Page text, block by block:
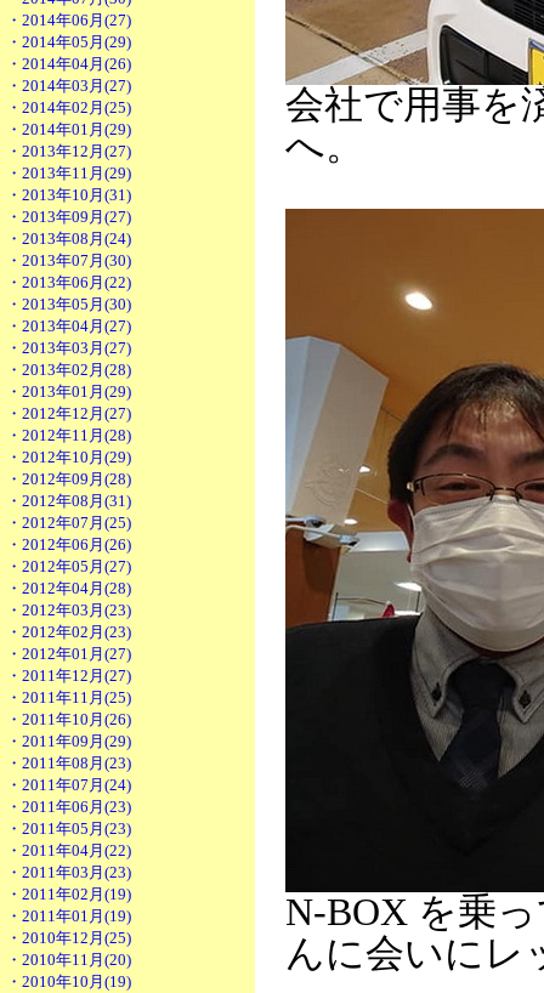
・2014年06月(27)
・2014年05月(29)
・2014年04月(26)
・2014年03月(27)
・2014年02月(25)
・2014年01月(29)
・2013年12月(27)
・2013年11月(29)
・2013年10月(31)
・2013年09月(27)
・2013年08月(24)
・2013年07月(30)
・2013年06月(22)
・2013年05月(30)
・2013年04月(27)
・2013年03月(27)
・2013年02月(28)
・2013年01月(29)
・2012年12月(27)
・2012年11月(28)
・2012年10月(29)
・2012年09月(28)
・2012年08月(31)
・2012年07月(25)
・2012年06月(26)
・2012年05月(27)
・2012年04月(28)
・2012年03月(23)
・2012年02月(23)
・2012年01月(27)
・2011年12月(27)
・2011年11月(25)
・2011年10月(26)
・2011年09月(29)
・2011年08月(23)
・2011年07月(24)
・2011年06月(23)
・2011年05月(23)
・2011年04月(22)
・2011年03月(23)
・2011年02月(19)
・2011年01月(19)
・2010年12月(25)
・2010年11月(20)
・2010年10月(19)
会社で用事を
へ。
N-BOX を乗
んに会いにレ